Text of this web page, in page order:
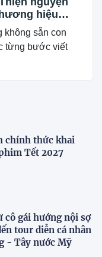
hiệu
không sẵn con
từng bước viết
chính thức khai
Tết 2027
cô gái hướng nội sợ
tour diễn cá nhân
- Tây nước Mỹ